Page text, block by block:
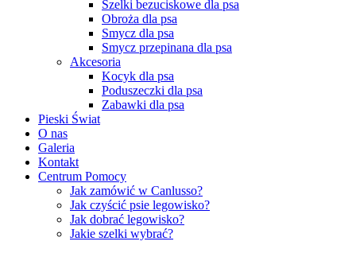
Szelki bezuciskowe dla psa
Obroża dla psa
Smycz dla psa
Smycz przepinana dla psa
Akcesoria
Kocyk dla psa
Poduszeczki dla psa
Zabawki dla psa
Pieski Świat
O nas
Galeria
Kontakt
Centrum Pomocy
Jak zamówić w Canlusso?
Jak czyścić psie legowisko?
Jak dobrać legowisko?
Jakie szelki wybrać?